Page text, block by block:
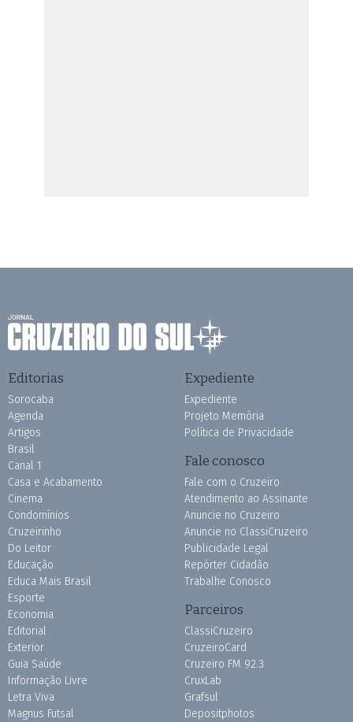
Editorias
Sorocaba
Agenda
Artigos
Brasil
Canal 1
Casa e Acabamento
Cinema
Condomínios
Cruzeirinho
Do Leitor
Educação
Educa Mais Brasil
Esporte
Economia
Editorial
Exterior
Guia Saúde
Informação Livre
Letra Viva
Magnus Futsal
Expediente
Expediente
Projeto Memória
Política de Privacidade
Fale conosco
Fale com o Cruzeiro
Atendimento ao Assinante
Anuncie no Cruzeiro
Anuncie no ClassiCruzeiro
Publicidade Legal
Repórter Cidadão
Trabalhe Conosco
Parceiros
ClassiCruzeiro
CruzeiroCard
Cruzeiro FM 92.3
CruxLab
Grafsul
Depositphotos